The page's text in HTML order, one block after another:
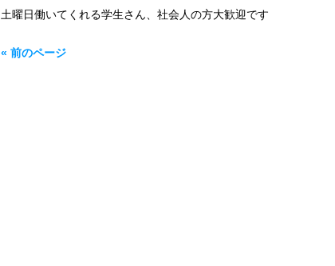
土曜日働いてくれる学生さん、社会人の方大歓迎です
« 前のページ